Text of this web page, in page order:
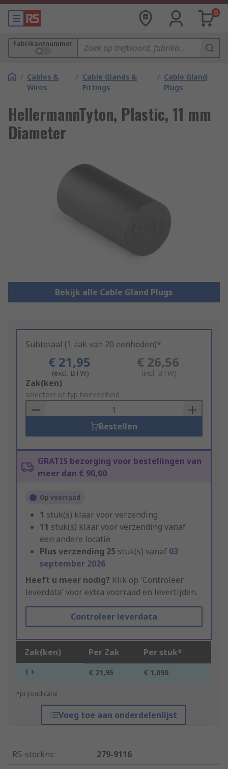
0
Fabrikantnummer
/ Cables &
Wires
/ Cable Glands &
Fittings
/ Cable Gland
Plugs
HellermannTyton, Plastic, 11 mm
Diameter
Bekijk alle Cable Gland Plugs
Subtotaal (1 zak van 20 eenheden)*
€ 21,95
(excl. BTW)
€ 26,56
(incl. BTW)
Add
to
Basket
Zak(ken)
selecteer of typ hoeveelheid
Bestellen
GRATIS bezorging voor bestellingen van
meer dan € 90,00
Op voorraad
1 stuk(s) klaar voor verzending
11 stuk(s) klaar voor verzending vanaf
een andere locatie
Plus verzending 25 stuk(s) vanaf 03
september 2026
Heeft u meer nodig? Klik op 'Controleer
leverdata' voor extra voorraad en levertijden.
Controleer leverdata
Zak(ken) Per Zak Per stuk*
1 + € 21,95 € 1,098
*prijsindicatie
Voeg toe aan onderdelenlijst
RS-stocknr.:
279-9116